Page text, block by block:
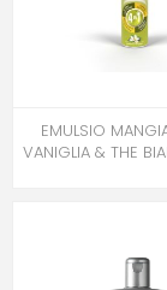
EMULSIO
VANIGLIA & THE